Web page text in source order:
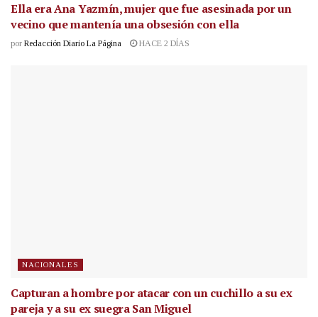
Ella era Ana Yazmín, mujer que fue asesinada por un
vecino que mantenía una obsesión con ella
por Redacción Diario La Página HACE 2 DÍAS
NACIONALES
Capturan a hombre por atacar con un cuchillo a su ex
pareja y a su ex suegra San Miguel